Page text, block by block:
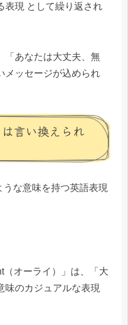
表現 として繰り返され
「あなたは大丈夫、無
メッセージが込められ
言い換えられ
うな意味を持つ英語表現
（オーライ）」は、「大
味のカジュアルな表現